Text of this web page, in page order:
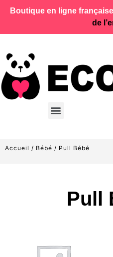
Boutique en ligne
de
Accueil / Bébé / Pull Bébé
Pull